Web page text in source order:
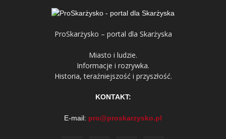
ProSkarżysko – portal dla Skarżyska
Miasto i ludzie.
Informacje i rozrywka.
Historia, teraźniejszość i przyszłość.
KONTAKT:
E-mail: pro@proskarzysko.pl